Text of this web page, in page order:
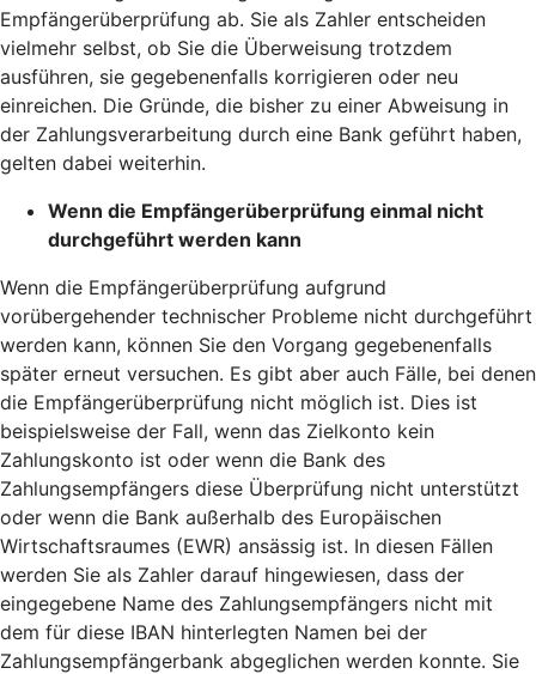
Empfängerüberprüfung ab. Sie als Zahler entscheiden
vielmehr selbst, ob Sie die Überweisung trotzdem
ausführen, sie gegebenenfalls korrigieren oder neu
einreichen. Die Gründe, die bisher zu einer Abweisung in
der Zahlungsverarbeitung durch eine Bank geführt haben,
gelten dabei weiterhin.
Wenn die Empfängerüberprüfung einmal nicht
durchgeführt werden kann
Wenn die Empfängerüberprüfung aufgrund
vorübergehender technischer Probleme nicht durchgeführt
werden kann, können Sie den Vorgang gegebenenfalls
später erneut versuchen. Es gibt aber auch Fälle, bei denen
die Empfängerüberprüfung nicht möglich ist. Dies ist
beispielsweise der Fall, wenn das Zielkonto kein
Zahlungskonto ist oder wenn die Bank des
Zahlungsempfängers diese Überprüfung nicht unterstützt
oder wenn die Bank außerhalb des Europäischen
Wirtschaftsraumes (EWR) ansässig ist. In diesen Fällen
werden Sie als Zahler darauf hingewiesen, dass der
eingegebene Name des Zahlungsempfängers nicht mit
dem für diese IBAN hinterlegten Namen bei der
Zahlungsempfängerbank abgeglichen werden konnte. Sie